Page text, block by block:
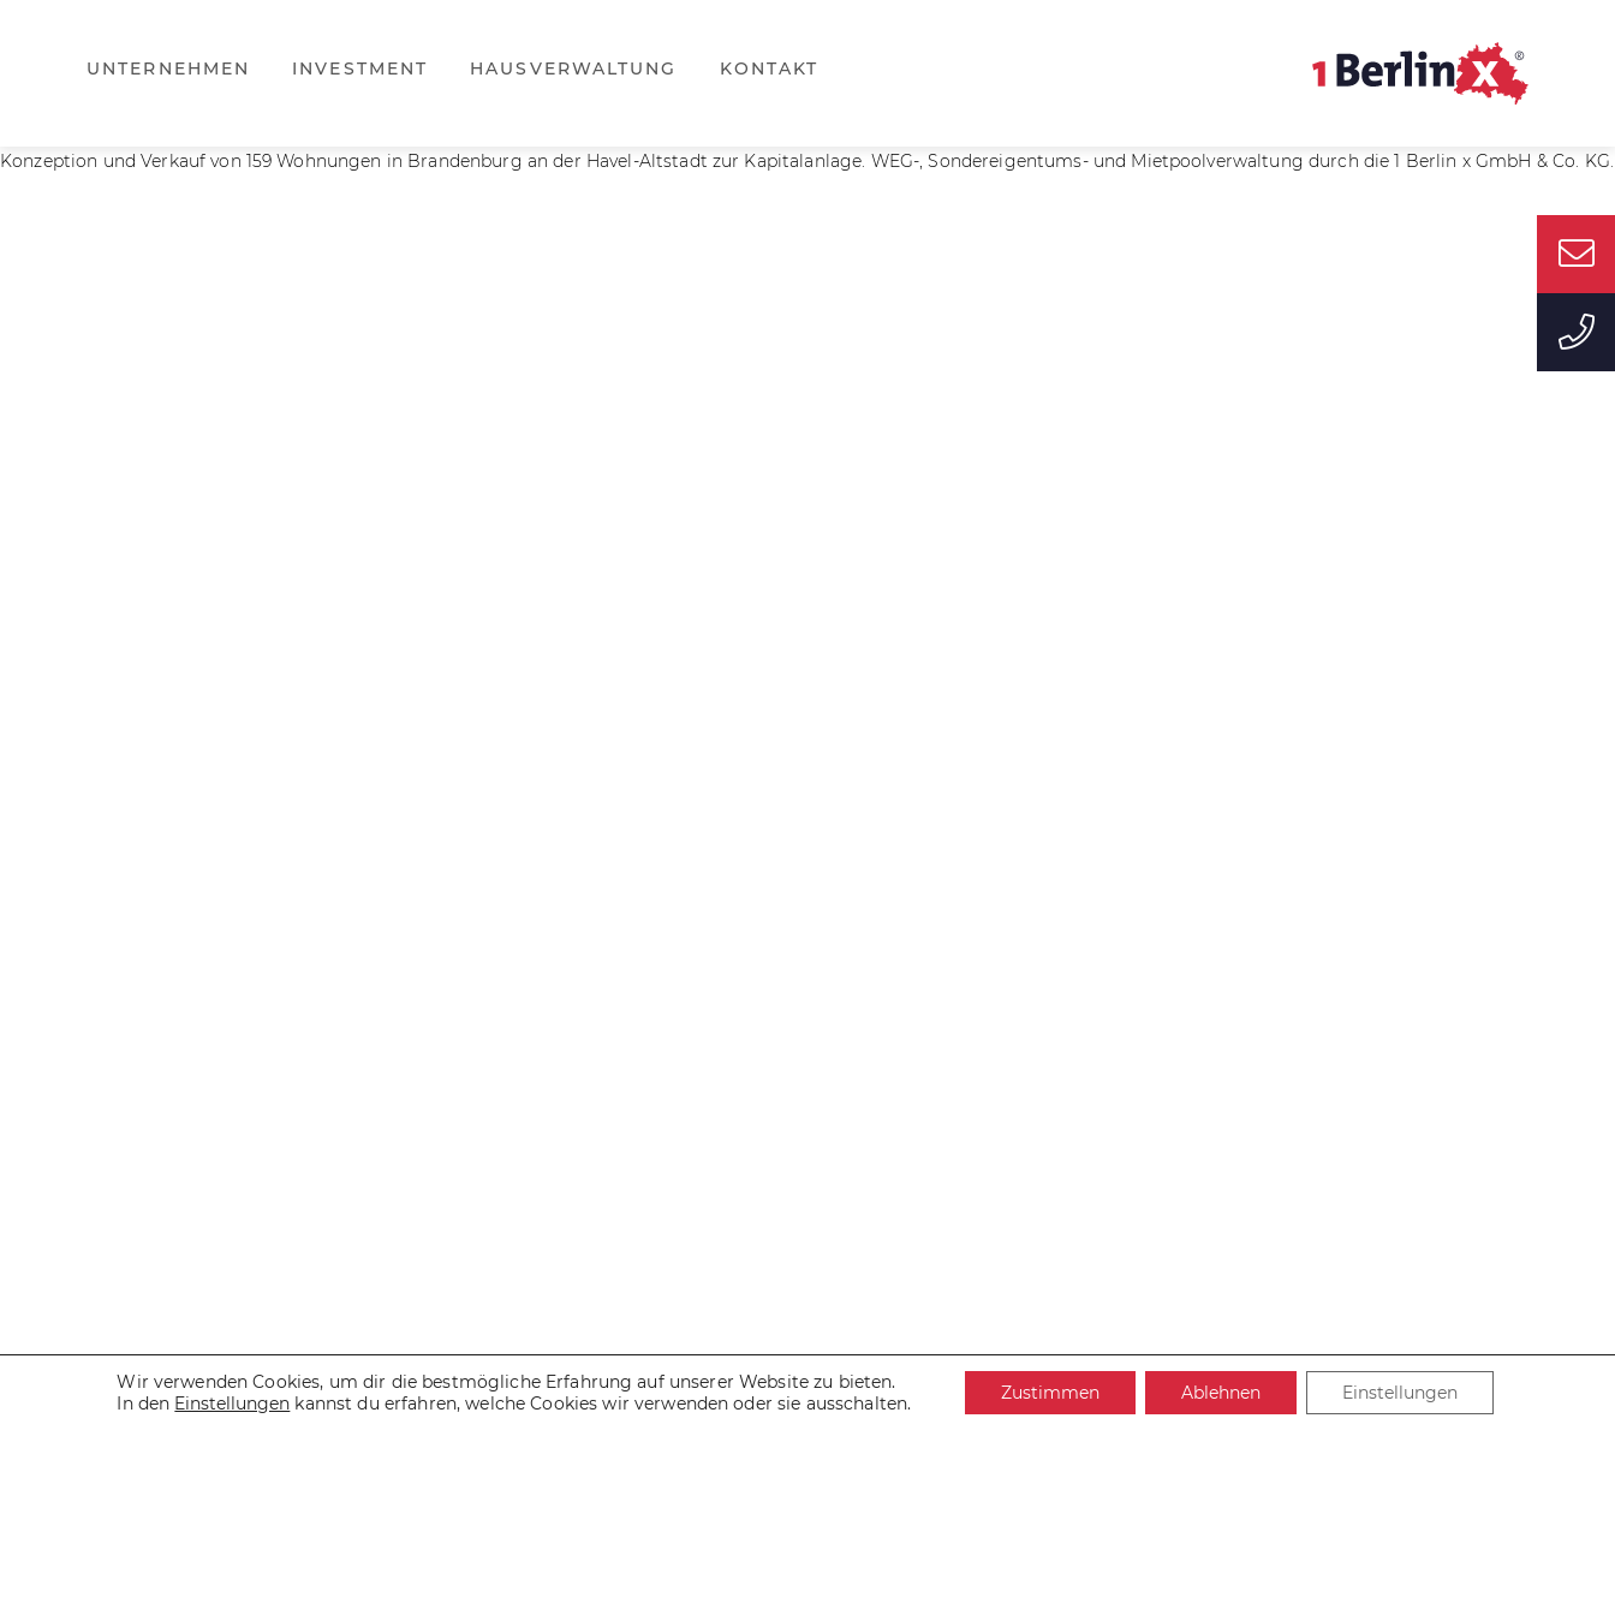
UNTERNEHMEN INVESTMENT HAUSVERWALTUNG KONTAKT
Konzeption und Verkauf von 159 Wohnungen in Brandenburg an der Havel-Altstadt zur Kapitalanlage. WEG-, Sondereigentums- und Mietpoolverwaltung durch die 1 Berlin x GmbH & Co. KG.
Wir verwenden Cookies, um dir die bestmögliche Erfahrung auf unserer Website zu bieten.
In den Einstellungen kannst du erfahren, welche Cookies wir verwenden oder sie ausschalten. Zustimmen Ablehnen Einstellungen